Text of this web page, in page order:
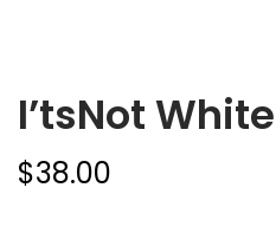
I’tsNot
$38.00